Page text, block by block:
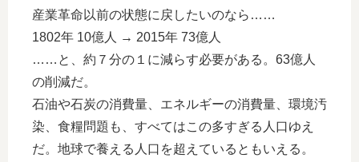
産業革命以前の状態に戻したいのなら……
1802年 10億人 → 2015年 73億人
……と、約７分の１に減らす必要がある。63億人
の削減だ。
石油や石炭の消費量、エネルギーの消費量、環境汚
染、食糧問題も、すべてはこの多すぎる人口ゆえ
だ。地球で養える人口を超えているともいえる。